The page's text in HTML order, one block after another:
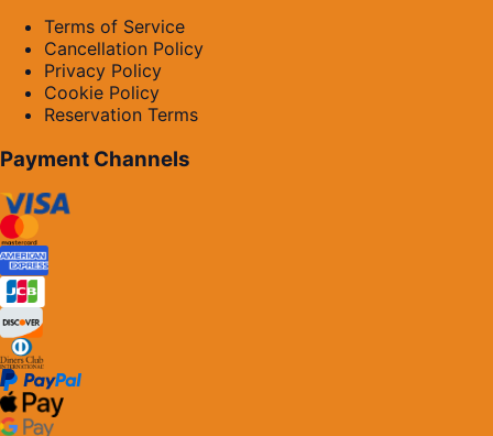
Terms of Service
Cancellation Policy
Privacy Policy
Cookie Policy
Reservation Terms
Payment Channels